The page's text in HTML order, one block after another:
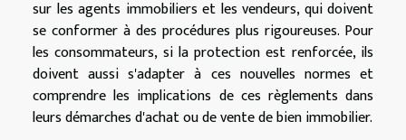
sur les agents immobiliers et les vendeurs, qui doivent
se conformer à des procédures plus rigoureuses. Pour
les consommateurs, si la protection est renforcée, ils
doivent aussi s'adapter à ces nouvelles normes et
comprendre les implications de ces règlements dans
leurs démarches d'achat ou de vente de bien immobilier.